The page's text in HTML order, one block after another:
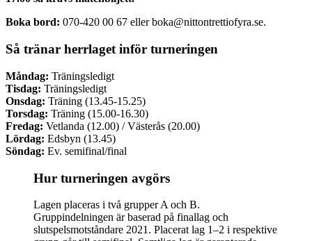
Boka bord: 070-420 00 67 eller boka@nittontrettiofyra.se.
Så tränar herrlaget inför turneringen
Måndag: Träningsledigt
Tisdag: Träningsledigt
Onsdag: Träning (13.45-15.25)
Torsdag: Träning (15.00-16.30)
Fredag: Vetlanda (12.00) / Västerås (20.00)
Lördag: Edsbyn (13.45)
Söndag: Ev. semifinal/final
Hur turneringen avgörs
Lagen placeras i två grupper A och B.
Gruppindelningen är baserad på finallag och
slutspelsmotståndare 2021. Placerat lag 1–2 i respektive